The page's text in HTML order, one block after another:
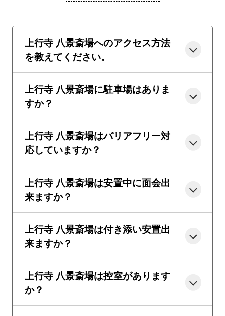
上行寺 八景斎場へのアクセス方法
を教えてください。
上行寺 八景斎場に駐車場はありま
すか？
上行寺 八景斎場はバリアフリー対
応していますか？
上行寺 八景斎場は安置中に面会出
来ますか？
上行寺 八景斎場は付き添い安置出
来ますか？
上行寺 八景斎場は控室があります
か？